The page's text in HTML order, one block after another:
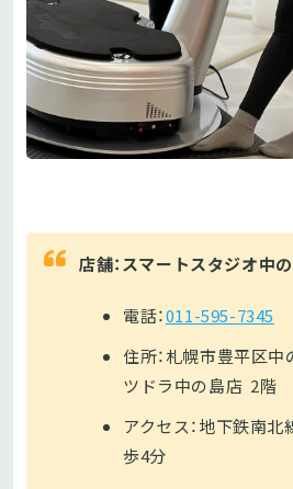
店舗：スマートスタジオ中
電話：011-595-7345
住所：札幌市豊平区
ツドラ中の島店 2階
アクセス：地下鉄南
歩4分